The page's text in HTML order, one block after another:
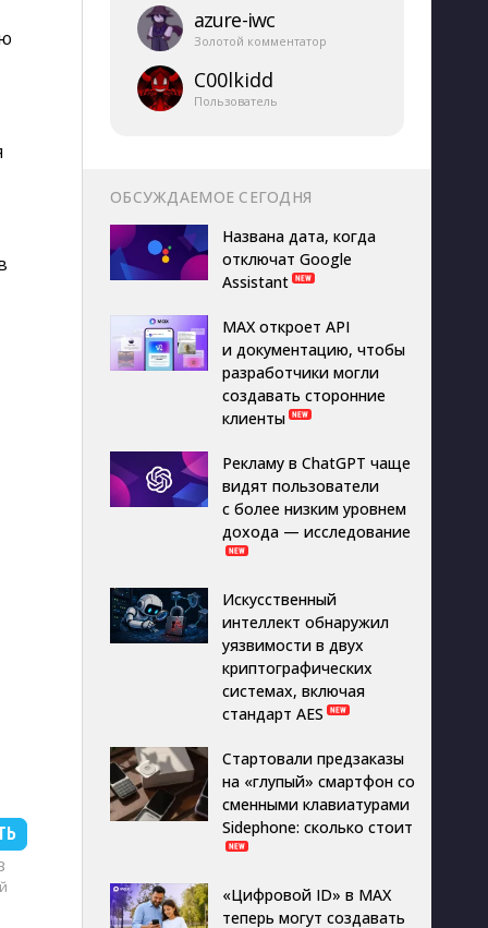
azure-​iwc
Золотой комментатор
C00lkidd
Пользователь
ОБСУЖДАЕМОЕ СЕГОДНЯ
Названа дата, когда
отключат Google
Assistant
MAX откроет API
и документацию, чтобы
разработчики могли
создавать сторонние
клиенты
Рекламу в ChatGPT чаще
видят пользователи
с более низким уровнем
дохода — исследование
Искусственный
интеллект обнаружил
уязвимости в двух
криптографических
системах, включая
стандарт AES
Стартовали предзаказы
на «глупый» смартфон со
сменными клавиатурами
Sidephone: сколько стоит
«Цифровой ID» в MAX
теперь могут создавать